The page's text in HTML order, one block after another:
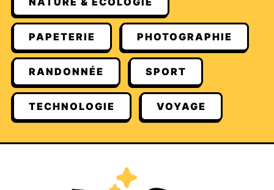
PAPETERIE PHOTOGRAPHIE
RANDONNÉE SPORT
TECHNOLOGIE VOYAGE